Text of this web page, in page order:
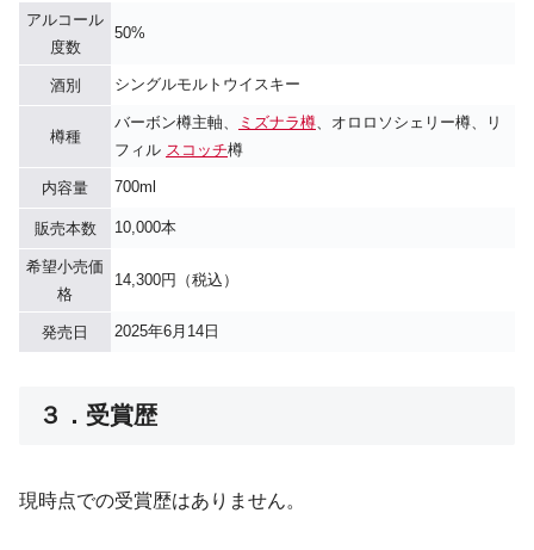
アルコール
度数
50%
酒別 シングルモルトウイスキー
樽種
バーボン樽主軸、 ミズナラ樽 、オロロソシェリー樽、リ
フィル スコッチ樽
内容量 700ml
販売本数 10,000本
希望小売価
格
14,300円（税込）
発売日 2025年6月14日
３．受賞歴
現時点での受賞歴はありません。